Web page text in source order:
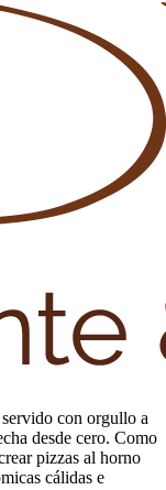
con orgullo a
desde cero. Como
pizzas al horno
cálidas e